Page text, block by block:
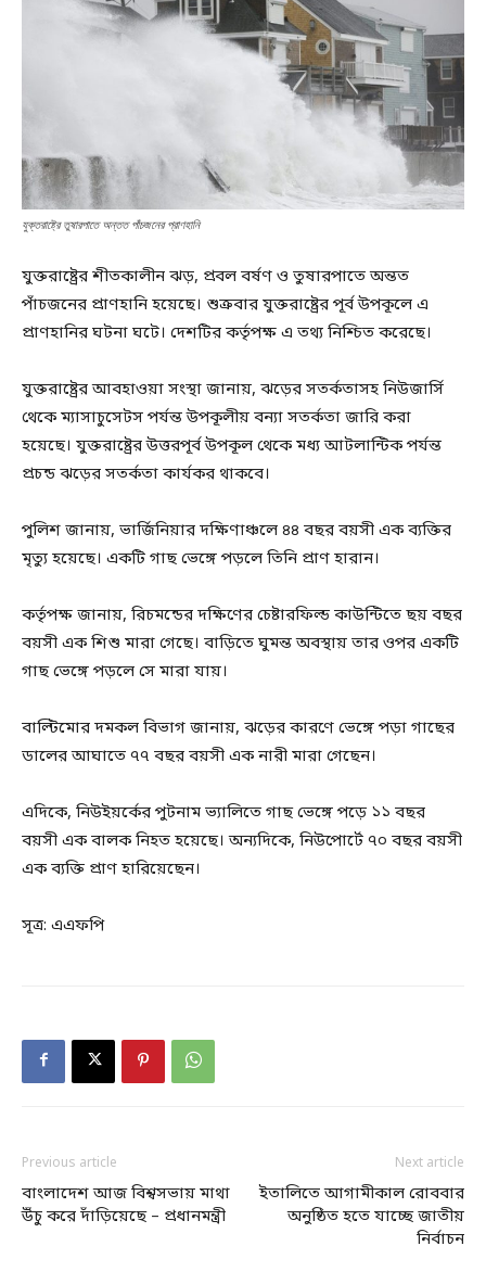
যুক্তরাষ্ট্রে তুষারপাতে অন্তত পাঁচজনের প্রাণহানি
যুক্তরাষ্ট্রের শীতকালীন ঝড়, প্রবল বর্ষণ ও তুষারপাতে অন্তত
পাঁচজনের প্রাণহানি হয়েছে। শুক্রবার যুক্তরাষ্ট্রের পূর্ব উপকূলে এ
প্রাণহানির ঘটনা ঘটে। দেশটির কর্তৃপক্ষ এ তথ্য নিশ্চিত করেছে।
যুক্তরাষ্ট্রের আবহাওয়া সংস্থা জানায়, ঝড়ের সতর্কতাসহ নিউজার্সি
থেকে ম্যাসাচুসেটস পর্যন্ত উপকূলীয় বন্যা সতর্কতা জারি করা
হয়েছে। যুক্তরাষ্ট্রের উত্তরপূর্ব উপকূল থেকে মধ্য আটলান্টিক পর্যন্ত
প্রচন্ড ঝড়ের সতর্কতা কার্যকর থাকবে।
পুলিশ জানায়, ভার্জিনিয়ার দক্ষিণাঞ্চলে ৪৪ বছর বয়সী এক ব্যক্তির
মৃত্যু হয়েছে। একটি গাছ ভেঙ্গে পড়লে তিনি প্রাণ হারান।
কর্তৃপক্ষ জানায়, রিচমন্ডের দক্ষিণের চেষ্টারফিল্ড কাউন্টিতে ছয় বছর
বয়সী এক শিশু মারা গেছে। বাড়িতে ঘুমন্ত অবস্থায় তার ওপর একটি
গাছ ভেঙ্গে পড়লে সে মারা যায়।
বাল্টিমোর দমকল বিভাগ জানায়, ঝড়ের কারণে ভেঙ্গে পড়া গাছের
ডালের আঘাতে ৭৭ বছর বয়সী এক নারী মারা গেছেন।
এদিকে, নিউইয়র্কের পুটনাম ভ্যালিতে গাছ ভেঙ্গে পড়ে ১১ বছর
বয়সী এক বালক নিহত হয়েছে। অন্যদিকে, নিউপোর্টে ৭০ বছর বয়সী
এক ব্যক্তি প্রাণ হারিয়েছেন।
সূত্র: এএফপি
Previous article
বাংলাদেশ আজ বিশ্বসভায় মাথা
উঁচু করে দাঁড়িয়েছে – প্রধানমন্ত্রী
Next article
ইতালিতে আগামীকাল রোববার
অনুষ্ঠিত হতে যাচ্ছে জাতীয়
নির্বাচন